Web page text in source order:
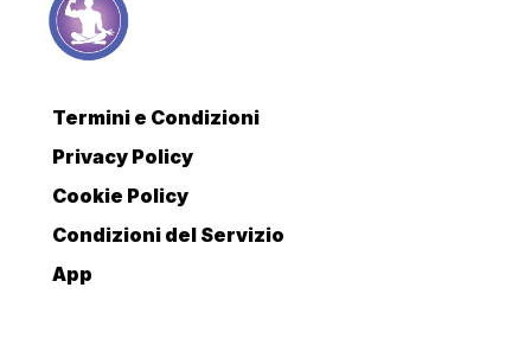
Termini e Condizioni
Privacy Policy
Cookie Policy
Condizioni del Servizio
App